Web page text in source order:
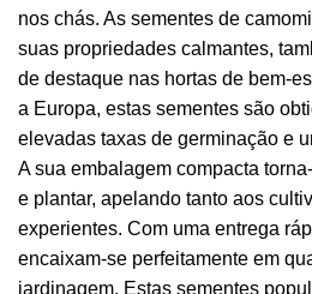
nos chás. As sementes de
suas propriedades calmantes,
de destaque nas hortas de bem-
a Europa, estas sementes são
elevadas taxas de germinação e
A sua embalagem compacta
e plantar, apelando tanto aos
experientes. Com uma entrega
encaixam-se perfeitamente em
jardinagem. Estas sementes